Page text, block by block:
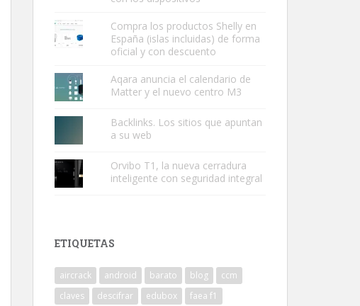
Compra los productos Shelly en
España (islas incluidas) de forma
oficial y con descuento
Aqara anuncia el calendario de
Matter y el nuevo centro M3
Backlinks. Los sitios que apuntan
a su web
Orvibo T1, la nueva cerradura
inteligente con seguridad integral
ETIQUETAS
aircrack android barato blog
ccm
claves
descifrar edubox
faea f1